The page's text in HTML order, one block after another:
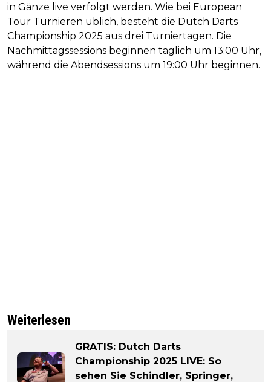
in Gänze live verfolgt werden. Wie bei European
Tour Turnieren üblich, besteht die Dutch Darts
Championship 2025 aus drei Turniertagen. Die
Nachmittagssessions beginnen täglich um 13:00 Uhr,
während die Abendsessions um 19:00 Uhr beginnen.
Weiterlesen
GRATIS: Dutch Darts
Championship 2025 LIVE: So
sehen Sie Schindler, Springer,